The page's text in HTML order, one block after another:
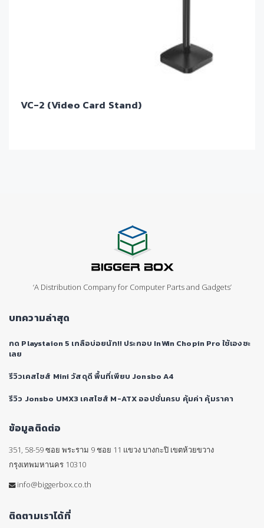
VC-2 (Video Card Stand)
‘A Distribution Company for Computer Parts and Gadgets’
บทความล่าสุด
กด Playstaion 5 เกลือบ่อยนัก!! ประกอบ InWin Chopin Pro ใช้เองซะ
เลย
รีวิวเคสไซส์ Mini วัสดุดี พื้นที่เพียบ Jonsbo A4
รีวิว Jonsbo UMX3 เคสไซส์ M-ATX ออปชั่นครบ คุ้มค่า คุ้มราคา
ข้อมูลติดต่อ
351, 58-59 ซอย พระราม 9 ชอย 11 แขวง บางกะปิ เขตห้วยขวาง
กรุงเทพมหานคร 10310
info@biggerbox.co.th
ติดตามเราได้ที่